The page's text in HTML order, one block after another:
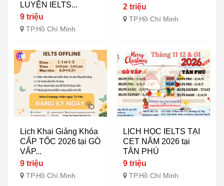
LUYỆN IELTS...
9 triệu
TP.Hồ Chí Minh
2 triệu
TP.Hồ Chí Minh
Lịch Khai Giảng Khóa
CẤP TỐC 2026 tại GÒ
VẤP...
9 triệu
TP.Hồ Chí Minh
LỊCH HỌC IELTS TẠI
CET NĂM 2026 tại
TÂN PHÚ
9 triệu
TP.Hồ Chí Minh